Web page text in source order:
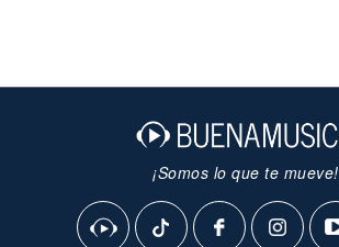
¡Somos lo que te mueve!